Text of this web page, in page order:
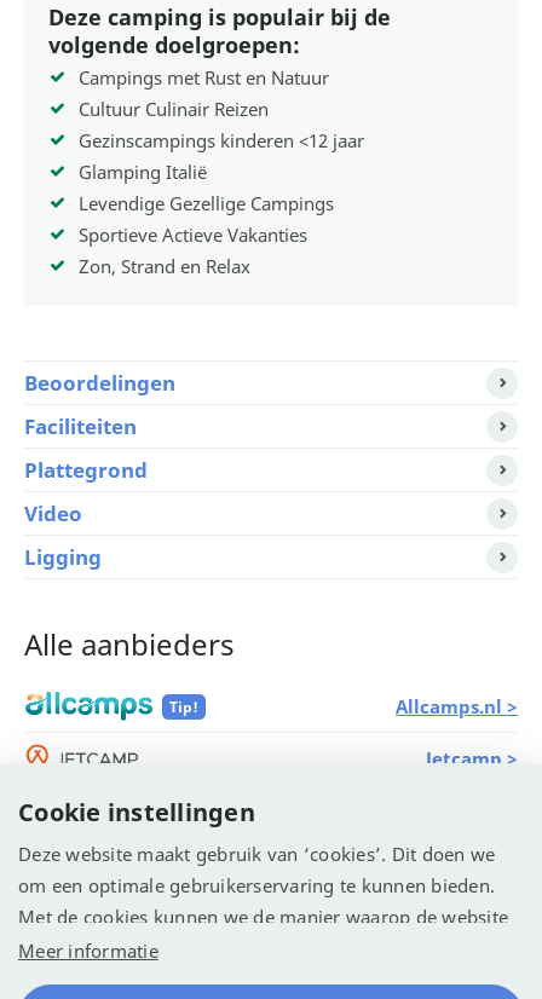
Deze camping is populair bij de
volgende doelgroepen:
Campings met Rust en Natuur
Cultuur Culinair Reizen
Gezinscampings kinderen <12 jaar
Glamping Italië
Levendige Gezellige Campings
Sportieve Actieve Vakanties
Zon, Strand en Relax
Beoordelingen
Faciliteiten
Plattegrond
Video
Ligging
Alle aanbieders
Tip! Allcamps.nl >
Jetcamp >
ANWB Camping >
Cookie-instellingen
Algemene voorwaarden Contact Reserveren
Cookie instellingen
Deze website maakt gebruik van ‘cookies’. Dit doen we
om een optimale gebruikerservaring te kunnen bieden.
Met de cookies kunnen we de manier waarop de website
wordt gebruikt vastleggen en analyseren. We willen
hiermee de website optimaliseren voor een betere
Meer informatie